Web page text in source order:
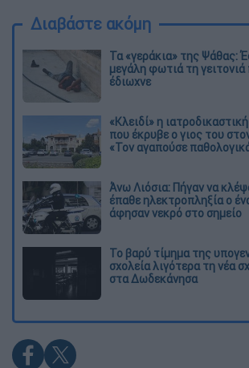
Διαβάστε ακόμη
Τα «γεράκια» της Ψάθας:
μεγάλη φωτιά τη
έδιωχνε
«Κλειδί» η
που έκρυβε ο γιος του
«Τον αγαπούσε
Άνω Λιόσια: Πήγαν να
έπαθε ηλεκτροπληξία ο
άφησαν νεκρό στο σημείο
Το βαρύ τίμημα της
σχολεία λιγότερα τη νέα
στα Δωδεκάνησα